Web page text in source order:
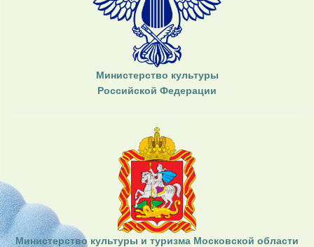
Министерство культуры
Российской Федерации
Министерство культуры и туризма Московской области